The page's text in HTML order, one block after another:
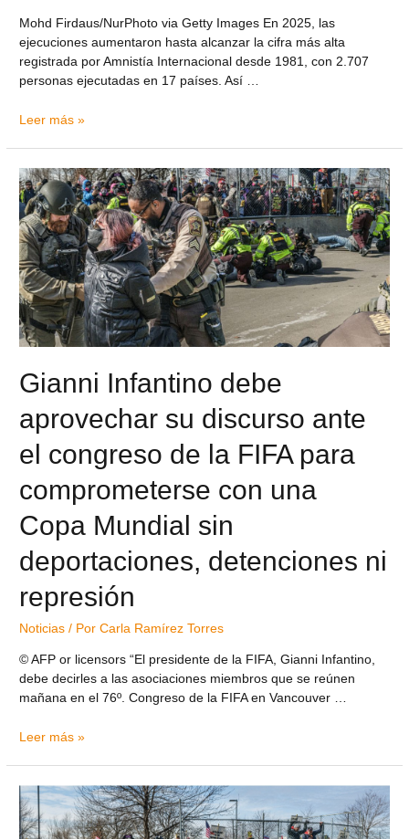
Mohd Firdaus/NurPhoto via Getty Images En 2025, las
ejecuciones aumentaron hasta alcanzar la cifra más alta
registrada por Amnistía Internacional desde 1981, con 2.707
personas ejecutadas en 17 países. Así …
Leer más »
Gianni Infantino debe
aprovechar su discurso ante
el congreso de la FIFA para
comprometerse con una
Copa Mundial sin
deportaciones, detenciones ni
represión
Noticias / PorCarla Ramírez Torres
© AFP or licensors “El presidente de la FIFA, Gianni Infantino,
debe decirles a las asociaciones miembros que se reúnen
mañana en el 76º. Congreso de la FIFA en Vancouver …
Leer más »